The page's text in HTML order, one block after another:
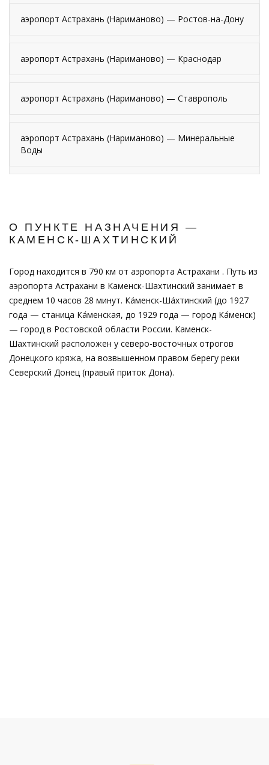
аэропорт Астрахань (Нариманово) — Ростов-на-Дону
аэропорт Астрахань (Нариманово) — Краснодар
аэропорт Астрахань (Нариманово) — Ставрополь
аэропорт Астрахань (Нариманово) — Минеральные
Воды
О ПУНКТЕ НАЗНАЧЕНИЯ —
КАМЕНСК-ШАХТИНСКИЙ
Город находится в 790 км от аэропорта Астрахани . Путь из
аэропорта Астрахани в Каменск-Шахтинский занимает в
среднем 10 часов 28 минут. Ка́менск-Ша́хтинский (до 1927
года — станица Ка́менская, до 1929 года — город Ка́менск)
— город в Ростовской области России. Каменск-
Шахтинский расположен у северо-восточных отрогов
Донецкого кряжа, на возвышенном правом берегу реки
Северский Донец (правый приток Дона).